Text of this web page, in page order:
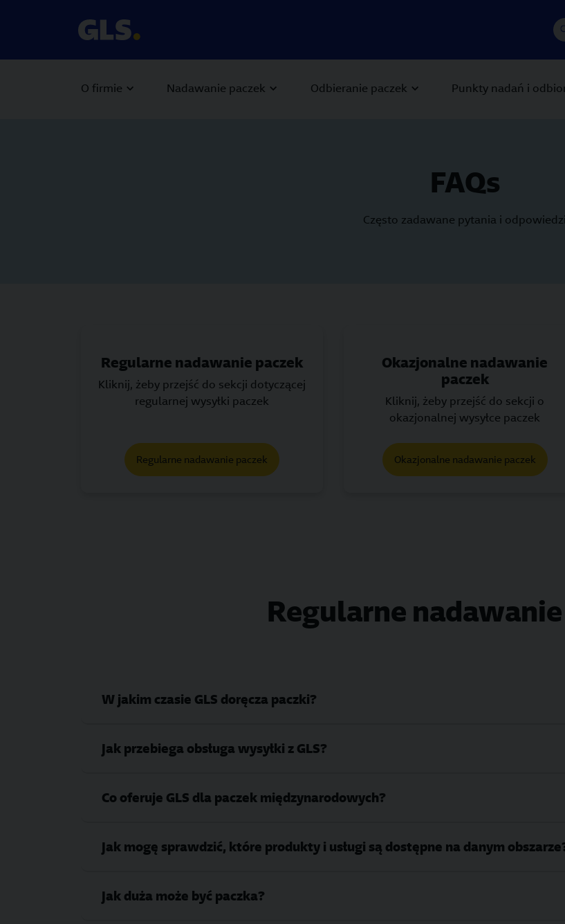
O firmie Nadawanie paczek Odbieranie paczek Punkty nadań i
FAQs
Często zadawane pytania i odpowiedzi
Regularne nadawanie paczek
Kliknij, żeby przejść do sekcji dotyczącej
regularnej wysyłki paczek
Regularne nadawanie paczek
Okazjonalne nadawanie
paczek
Kliknij, żeby przejść do sekcji o
okazjonalnej wysyłce paczek
Okazjonalne nadawanie paczek
Regularne
W jakim czasie GLS doręcza paczki?
Jak przebiega obsługa wysyłki z GLS?
Co oferuje GLS dla paczek międzynarodowych?
Jak mogę sprawdzić, które produkty i usługi są dostępne na danym
Jak duża może być paczka?